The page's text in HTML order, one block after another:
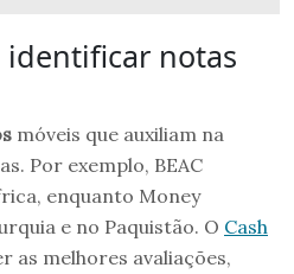
notas
móveis que auxiliam na
Por exemplo, BEAC
enquanto Money
e no Paquistão. O Cash
as melhores avaliações,